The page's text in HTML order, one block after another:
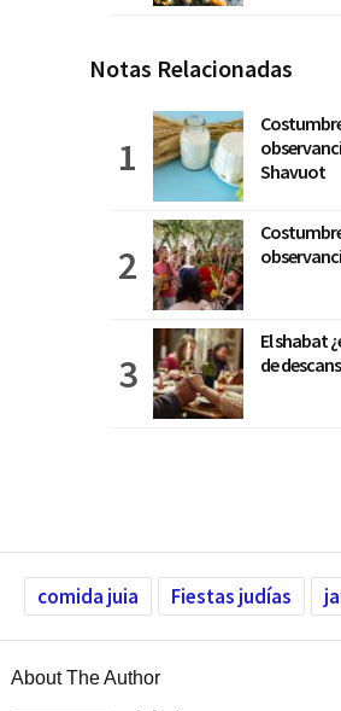
Notas Relacionadas
Shavuot
El shabat
de
comida juia Fiestas judías
About The Author